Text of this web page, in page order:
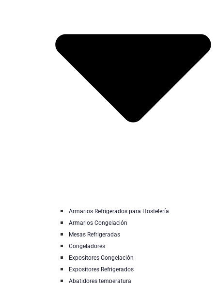
Armarios Refrigerados para Hostelería
Armarios Congelación
Mesas Refrigeradas
Congeladores
Expositores Congelación
Expositores Refrigerados
Abatidores temperatura